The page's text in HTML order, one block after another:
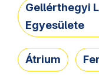
Gellérthegyi
Egyesülete
Átrium